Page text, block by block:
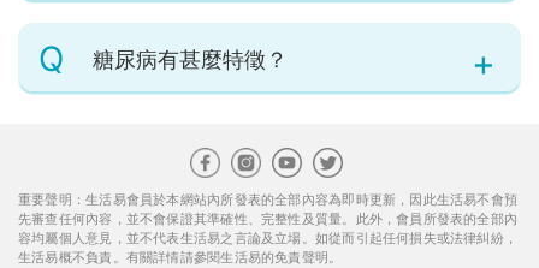
Q 糖尿病有甚麼特徵？
重要聲明：生活易會員於本網站內所發表的全部內容為即時更新，因此生活易不會預
先審查任何內容，並不會保證其準確性、完整性及質量。此外，會員所發表的全部內
容均屬個人意見，並不代表生活易之言論及立場。如從而引起任何損失或法律糾紛，
生活易概不負責。有關詳情請參閱生活易的免責聲明。